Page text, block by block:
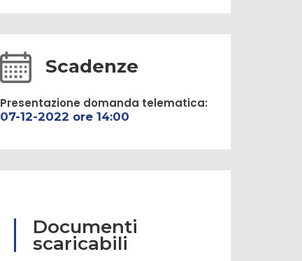
Scadenze
Presentazione domanda telematica:
07-12-2022 ore 14:00
Documenti
scaricabili